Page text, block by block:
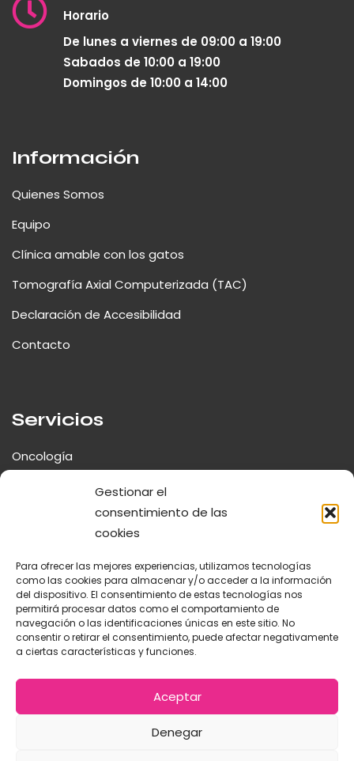
Gestionar el
consentimiento de las
cookies
Para ofrecer las mejores experiencias, utilizamos tecnologías
como las cookies para almacenar y/o acceder a la información
del dispositivo. El consentimiento de estas tecnologías nos
permitirá procesar datos como el comportamiento de
navegación o las identificaciones únicas en este sitio. No
consentir o retirar el consentimiento, puede afectar negativamente
a ciertas características y funciones.
Aceptar
Denegar
Horario
De lunes a viernes de 09:00 a 19:00
Sabados de 10:00 a 19:00
Domingos de 10:00 a 14:00
Información
Quienes Somos
Equipo
Clínica amable con los gatos
Tomografía Axial Computerizada (TAC)
Declaración de Accesibilidad
Contacto
Servicios
Oncología
Neurología y Cirugía Espinal
Traumatología y Ortopedia
Cirugía Mínima Invasión
Aviso Legal Política de Cookies Política de Privacidad